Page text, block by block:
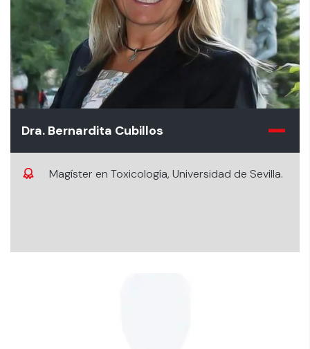
Dra. Bernardita Cubillos
Magíster en Toxicología, Universidad de Sevilla.